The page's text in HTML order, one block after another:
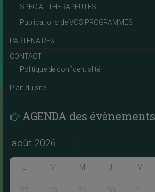
SPECIAL THERAPEUTES
Publications de VOS PROGRAMMES
PARTENAIRES
CONTACT
Politique de confidentialité
Plan du site
AGENDA des évènements
M M J V